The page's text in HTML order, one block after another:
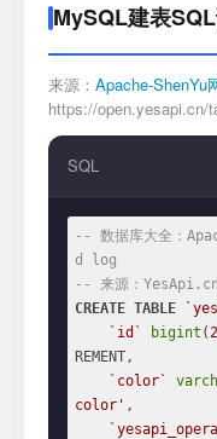
MySQL建表
来源： Apache-ShenYu
https://open.yesapi.cn/
SQL
-- 数据库大全：
d log
-- 来源：YesApi.cn
CREATE TABLE
`id`
bigint (
REMENT,
`color`
color' ,